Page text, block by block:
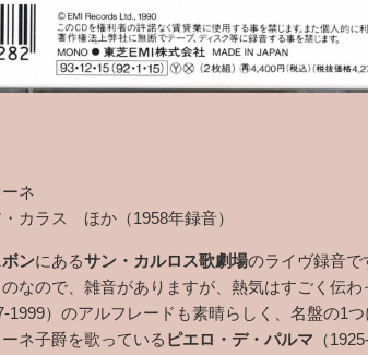
ネ
カラス ほか（1958年録音）
ボンにあるサン・カルロス歌劇場のライヴ録音で
なので、雑音がありますが、熱気はすごく伝わ
1999）のアルフレードも素晴らしく、名盤の1
ネ子爵を歌っている ピエロ・デ・パルマ （